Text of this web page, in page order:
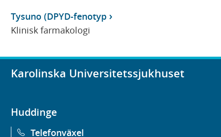
Tysuno (DPYD-fenotyp
Klinisk farmakologi
Karolinska Universitetssjukhuset
Huddinge
Telefonväxel